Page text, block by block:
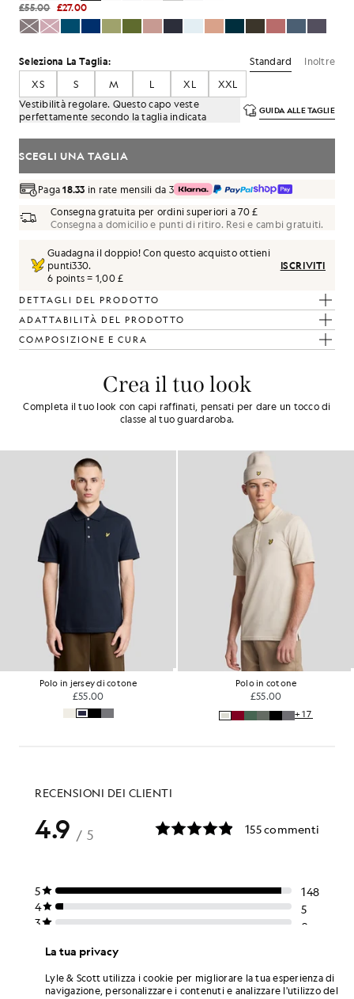
£55.00 £27.00
Seleziona La Taglia: Standard
Inoltre
XS
S M L XL
XXL
Vestibilità regolare. Questo capo veste
perfettamente secondo la taglia indicata
GUIDA ALLE TAGLIE
SCEGLI UNA TAGLIA
Paga18.33 in rate mensili da 3
Consegna gratuita per ordini superiori a 70 £
Consegna a domicilio e punti di ritiro. Resi e cambi gratuiti.
Guadagna il doppio! Con questo acquisto ottieni
punti330.
6 points = 1,00 £
ISCRIVITI
DETTAGLI DEL PRODOTTO
ADATTABILITÀ DEL PRODOTTO
COMPOSIZIONE E CURA
Crea il tuo look
Completa il tuo look con capi raffinati, pensati per dare un tocco di
classe al tuo guardaroba.
Polo in jersey di cotone
£55.00
Polo in cotone
£55.00
+17
La tua privacy
Lyle & Scott utilizza i cookie per migliorare la tua esperienza di
navigazione, personalizzare i contenuti e analizzare l'utilizzo del